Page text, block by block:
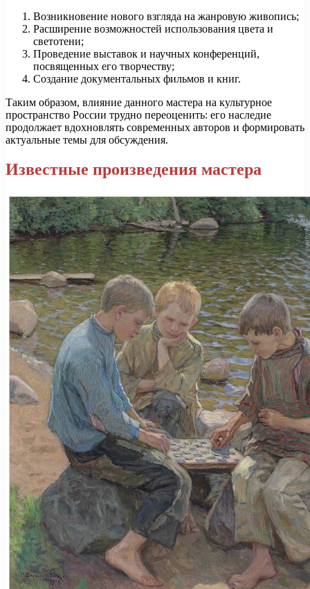
Возникновение нового взгляда на жанровую живопись;
Расширение возможностей использования цвета и
светотени;
Проведение выставок и научных конференций,
посвященных его творчеству;
Создание документальных фильмов и книг.
Таким образом, влияние данного мастера на культурное
пространство России трудно переоценить: его наследие
продолжает вдохновлять современных авторов и формировать
актуальные темы для обсуждения.
Известные произведения мастера